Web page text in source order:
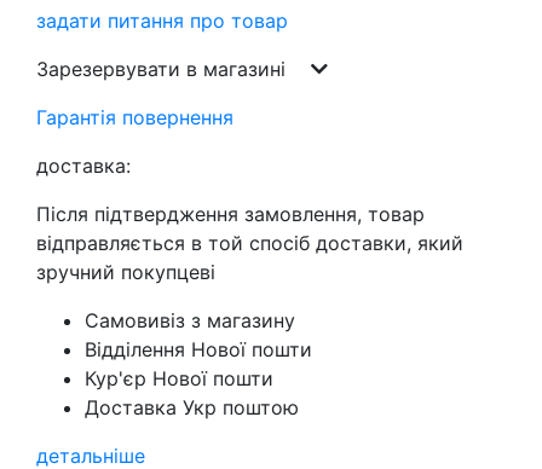
задати питання про товар
Зарезервувати в магазині
Гарантія повернення
доставка:
Після підтвердження замовлення, товар
відправляється в той спосіб доставки, який
зручний покупцеві
Самовивіз з магазину
Відділення Нової пошти
Кур'єр Нової пошти
Доставка Укр поштою
детальніше